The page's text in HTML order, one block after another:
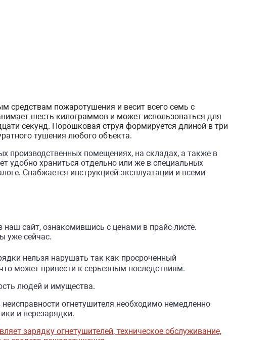
средствам пожаротушения и весит всего семь с
шесть килограммов и может использоваться для
секунд. Порошковая струя формируется длиной в три
тушения любого объекта.
производственных помещениях, на складах, а также в
удобно храниться отдельно или же в специальных
Снабжается инструкцией эксплуатации и всеми
сайт, ознакомившись с ценами в прайс-листе.
уже сейчас.
нельзя нарушать так как просроченный
может привести к серьезным последствиям.
людей и имущества.
огнетушителя необходимо немедленно
и перезарядки.
зарядку огнетушителей, техническое обслуживание,